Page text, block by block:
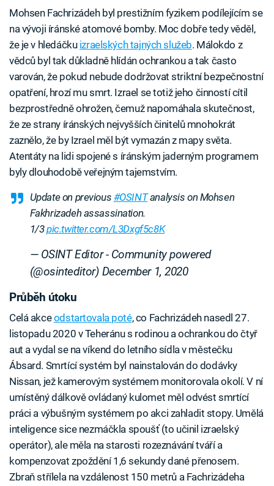
Mohsen Fachrizádeh byl prestižním fyzikem podílejícím se
na vývoji íránské atomové bomby. Moc dobře tedy věděl,
že je v hledáčku izraelských tajných služeb. Málokdo z
vědců byl tak důkladně hlídán ochrankou a tak často
varován, že pokud nebude dodržovat striktní bezpečnostní
opatření, hrozí mu smrt. Izrael se totiž jeho činností cítil
bezprostředně ohrožen, čemuž napomáhala skutečnost,
že ze strany íránských nejvyšších činitelů mnohokrát
zaznělo, že by Izrael měl být vymazán z mapy světa.
Atentáty na lidi spojené s íránským jaderným programem
byly dlouhodobě veřejným tajemstvím.
Update on previous #OSINTanalysis on Mohsen
Fakhrizadeh assassination.
1/3pic.twitter.com/L3Dxgf5c8K
— OSINT Editor - Community powered
(@osinteditor) December 1, 2020
Průběh útoku
Celá akceodstartovala poté, co Fachrizádeh nasedl 27.
listopadu 2020 v Teheránu s rodinou a ochrankou do čtyř
aut a vydal se na víkend do letního sídla v městečku
Ábsard. Smrtící systém byl nainstalován do dodávky
Nissan, jež kamerovým systémem monitorovala okolí. V ní
umístěný dálkově ovládaný kulomet měl odvést smrtící
práci a výbušným systémem po akci zahladit stopy. Umělá
inteligence sice nezmáčkla spoušť (to učinil izraelský
operátor), ale měla na starosti rozeznávání tváří a
kompenzovat zpoždění 1,6 sekundy dané přenosem.
Zbraň střílela na vzdálenost 150 metrů a Fachrizádeha